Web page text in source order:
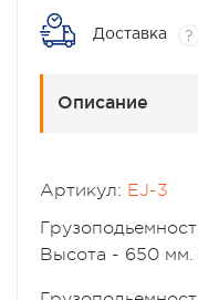
Доставка ?
Описание
Артикул: EJ-3
Высотa - 650